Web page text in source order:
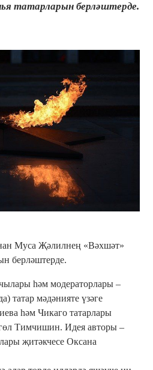
татарларын берләштерде.
Муса Җәлилнең «Вәхшәт»
берләштерде.
һәм модераторлары –
татар мәдәнияте үзәге
һәм Чикаго татарлары
Тимчишин. Идея авторы –
җитәкчесе Оксана